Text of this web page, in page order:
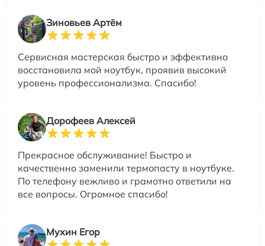
Зиновьев Артём
Сервисная мастерская быстро и эффективно
восстановила мой ноутбук, проявив высокий
уровень профессионализма. Спасибо!
Дорофеев Алексей
Прекрасное обслуживание! Быстро и
качественно заменили термопасту в ноутбуке.
По телефону вежливо и грамотно ответили на
все вопросы. Огромное спасибо!
Мухин Егор